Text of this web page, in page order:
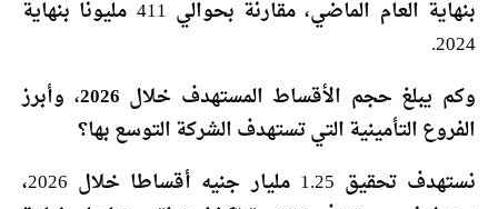
بنهاية العام الماضي، مقارنة بحوالي 411 مليونا بنهاية
2024.
وكم يبلغ حجم الأقساط المستهدف خلال 2026، وأبرز
الفروع التأمينية التي تستهدف الشركة التوسع بها؟
نستهدف تحقيق 1.25 مليار جنيه أقساطا خلال 2026،